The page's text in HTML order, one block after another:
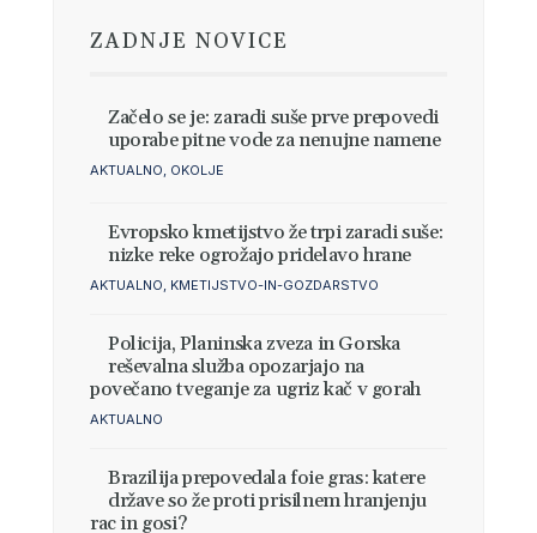
ZADNJE NOVICE
Začelo se je: zaradi suše prve prepovedi
uporabe pitne vode za nenujne namene
AKTUALNO, OKOLJE
Evropsko kmetijstvo že trpi zaradi suše:
nizke reke ogrožajo pridelavo hrane
AKTUALNO, KMETIJSTVO-IN-GOZDARSTVO
Policija, Planinska zveza in Gorska
reševalna služba opozarjajo na
povečano tveganje za ugriz kač v gorah
AKTUALNO
Brazilija prepovedala foie gras: katere
države so že proti prisilnem hranjenju
rac in gosi?